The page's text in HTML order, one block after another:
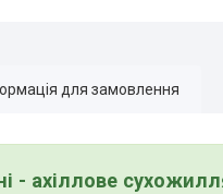
для замовлення
- ахіллове